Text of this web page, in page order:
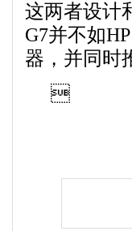
这两者设计
G7并不如
器，并同时
